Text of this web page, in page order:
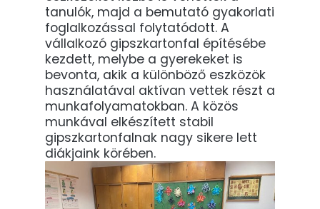
tanulók, majd a bemutató gyakorlati
foglalkozással folytatódott. A
vállalkozó gipszkartonfal építésébe
kezdett, melybe a gyerekeket is
bevonta, akik a különböző eszközök
használatával aktívan vettek részt a
munkafolyamatokban. A közös
munkával elkészített stabil
gipszkartonfalnak nagy sikere lett
diákjaink körében.